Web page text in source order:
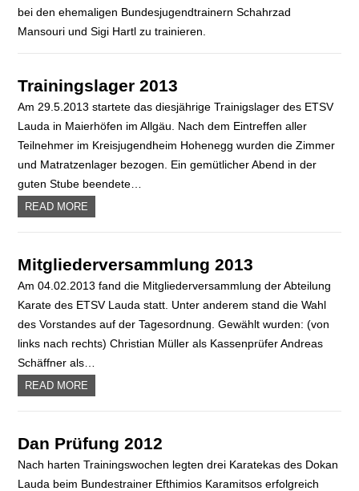
bei den ehemaligen Bundesjugendtrainern Schahrzad
Mansouri und Sigi Hartl zu trainieren.
Trainingslager 2013
Am 29.5.2013 startete das diesjährige Trainigslager des ETSV
Lauda in Maierhöfen im Allgäu. Nach dem Eintreffen aller
Teilnehmer im Kreisjugendheim Hohenegg wurden die Zimmer
und Matratzenlager bezogen. Ein gemütlicher Abend in der
guten Stube beendete…
READ MORE
Mitgliederversammlung 2013
Am 04.02.2013 fand die Mitgliederversammlung der Abteilung
Karate des ETSV Lauda statt. Unter anderem stand die Wahl
des Vorstandes auf der Tagesordnung. Gewählt wurden: (von
links nach rechts) Christian Müller als Kassenprüfer Andreas
Schäffner als…
READ MORE
Dan Prüfung 2012
Nach harten Trainingswochen legten drei Karatekas des Dokan
Lauda beim Bundestrainer Efthimios Karamitsos erfolgreich